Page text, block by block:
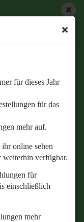
für dieses Jahr
für das
mehr auf.
online sehen
weiterhin verfügbar.
für
einschließlich
mehr
dieses Jahr
für das
mehr auf.
sehen
mehr
habt
»
MTB